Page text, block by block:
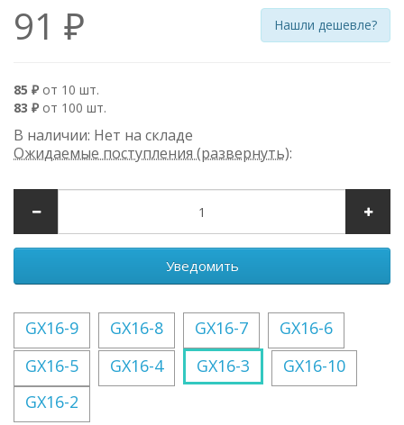
91 ₽ Нашли дешевле?
85 ₽ от 10 шт.
83 ₽ от 100 шт.
В наличии: Нет на складе
Ожидаемые поступления (развернуть):
Уведомить
GX16-9 GX16-8 GX16-7
GX16-6
GX16-5
GX16-4 GX16-3
GX16-10
GX16-2